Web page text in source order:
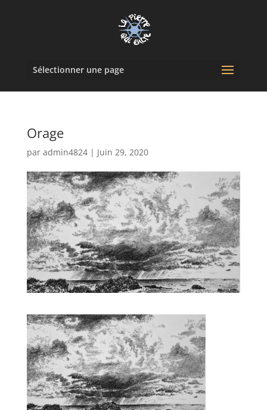
Sélectionner une page
Orage
par admin4824| Juin 29, 2020